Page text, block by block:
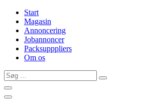
Start
Magasin
Annoncering
Jobannoncer
Packsupppliers
Om os
Søg
…